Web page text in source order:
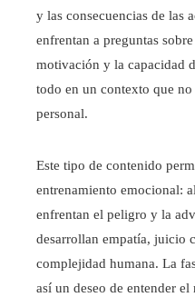
y las consecuencias de las
enfrentan a preguntas
motivación y la capacidad
todo en un contexto que
personal.
Este tipo de contenido
entrenamiento emocional:
enfrentan el peligro y la
desarrollan empatía, juicio
complejidad humana. La
así un deseo de entender